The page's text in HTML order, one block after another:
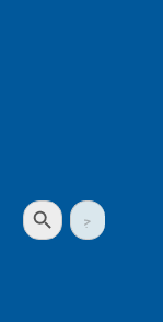
جستجو
برای:
دکمه جستجو